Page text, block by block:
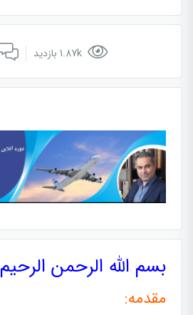
1.87k بازدید
بسم الله الرحمن الرحیم
مقدمه: